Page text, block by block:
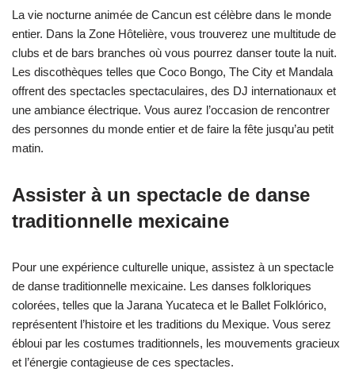
La vie nocturne animée de Cancun est célèbre dans le monde
entier. Dans la Zone Hôtelière, vous trouverez une multitude de
clubs et de bars branches où vous pourrez danser toute la nuit.
Les discothèques telles que Coco Bongo, The City et Mandala
offrent des spectacles spectaculaires, des DJ internationaux et
une ambiance électrique. Vous aurez l’occasion de rencontrer
des personnes du monde entier et de faire la fête jusqu’au petit
matin.
Assister à un spectacle de danse
traditionnelle mexicaine
Pour une expérience culturelle unique, assistez à un spectacle
de danse traditionnelle mexicaine. Les danses folkloriques
colorées, telles que la Jarana Yucateca et le Ballet Folklórico,
représentent l’histoire et les traditions du Mexique. Vous serez
ébloui par les costumes traditionnels, les mouvements gracieux
et l’énergie contagieuse de ces spectacles.